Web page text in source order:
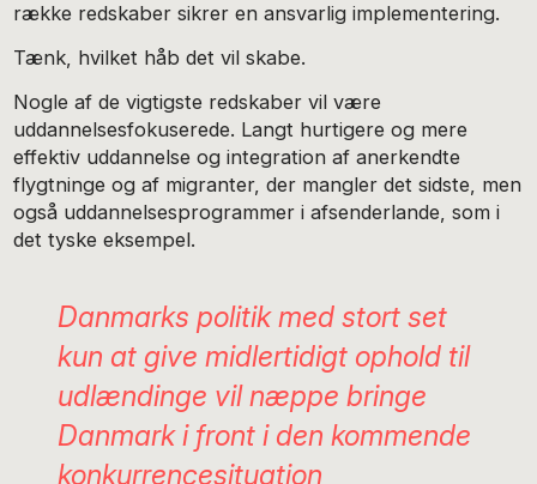
række redskaber sikrer en ansvarlig implementering.
Tænk, hvilket håb det vil skabe.
Nogle af de vigtigste redskaber vil være
uddannelsesfokuserede. Langt hurtigere og mere
effektiv uddannelse og integration af anerkendte
flygtninge og af migranter, der mangler det sidste, men
også uddannelsesprogrammer i afsenderlande, som i
det tyske eksempel.
Danmarks politik med stort set
kun at give midlertidigt ophold til
udlændinge vil næppe bringe
Danmark i front i den kommende
konkurrencesituation